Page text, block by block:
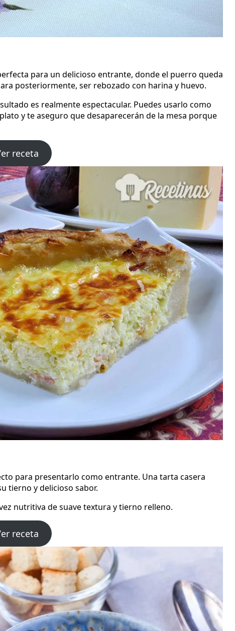
para un delicioso entrante, donde el puerro queda
posteriormente, ser rebozado con harina y huevo.
es realmente espectacular. Puedes usarlo como
y te aseguro que desaparecerán de la mesa porque
receta
para presentarlo como entrante. Una tarta casera
tierno y delicioso sabor.
nutritiva de suave textura y tierno relleno.
receta